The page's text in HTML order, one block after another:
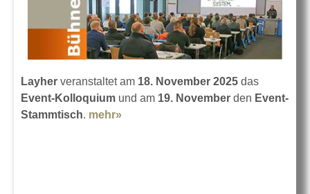
Layher veranstaltet am 18. November 2025 das
Event-Kolloquium und am 19. November den Event-
Stammtisch. mehr»